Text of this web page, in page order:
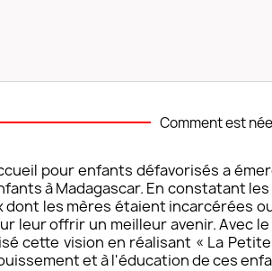
Comment est
pour enfants défavorisés a
à Madagascar. En constatant
les mères étaient incarcérées
leur offrir un meilleur avenir. Avec
cette vision en réalisant « La
et à l'éducation de ces